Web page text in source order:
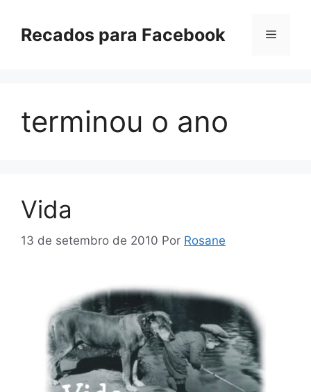
paraRecados para Facebook Menu
terminou o ano
Vida
13 de setembro de 2010 Por Rosane